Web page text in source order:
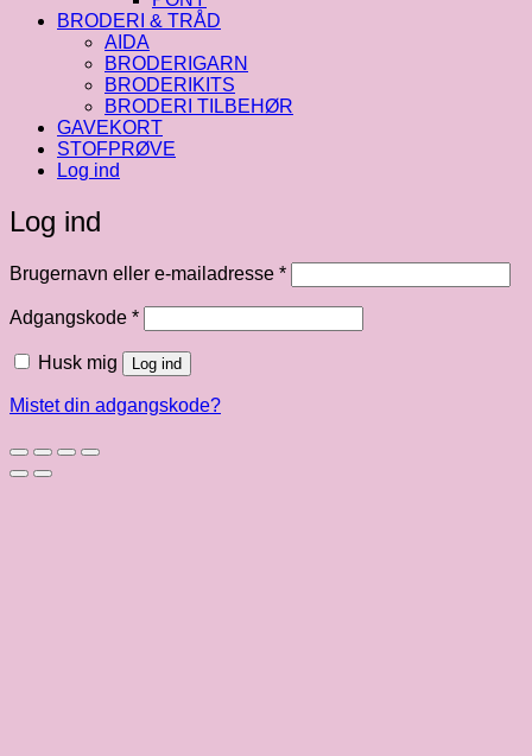
BRODERI & TRÅD
AIDA
BRODERIGARN
BRODERIKITS
BRODERI TILBEHØR
GAVEKORT
STOFPRØVE
Log ind
Log ind
Brugernavn eller e-mailadresse *Påkrævet
Adgangskode *Påkrævet
Husk mig Log ind
Mistet din adgangskode?